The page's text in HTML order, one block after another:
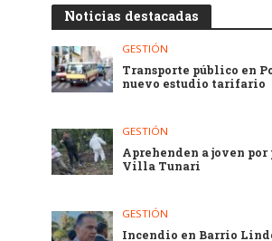
Noticias destacadas
GESTIÓN
Transporte público en
nuevo estudio tarifario
GESTIÓN
Aprehenden a joven
Villa Tunari
GESTIÓN
Incendio en Barrio